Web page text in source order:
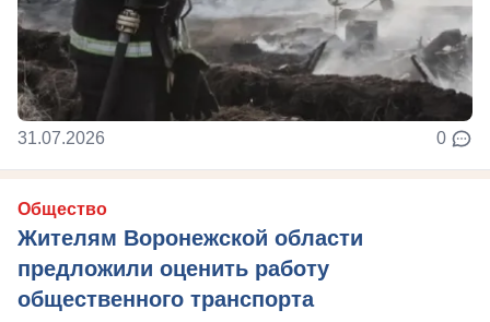
31.07.2026 0
Общество
Жителям Воронежской области
предложили оценить работу
общественного транспорта